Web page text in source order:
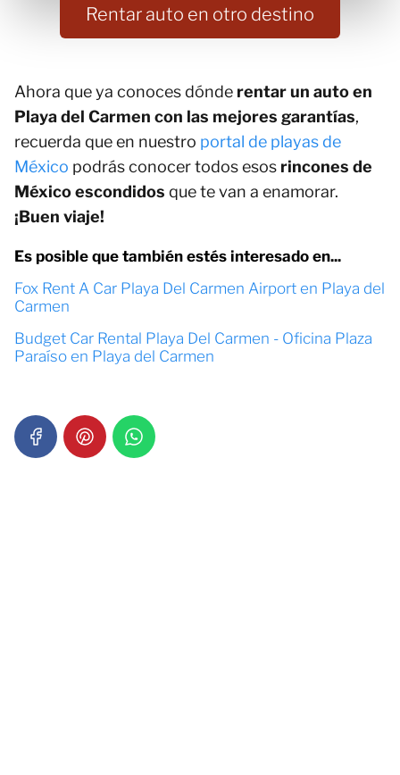
Rentar auto en otro destino
Ahora que ya conoces dónde rentar un auto en
Playa del Carmen con las mejores garantías,
recuerda que en nuestro portal de playas de
México podrás conocer todos esos rincones de
México escondidos que te van a enamorar.
¡Buen viaje!
Es posible que también estés interesado en...
Fox Rent A Car Playa Del Carmen Airport en Playa del
Carmen
Budget Car Rental Playa Del Carmen - Oficina Plaza
Paraíso en Playa del Carmen